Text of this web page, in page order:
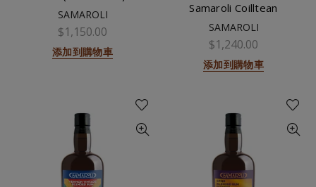
SAMAROLI
$1,150.00
添加到購物車
Samaroli Coilltean
SAMAROLI
$1,240.00
添加到購物車